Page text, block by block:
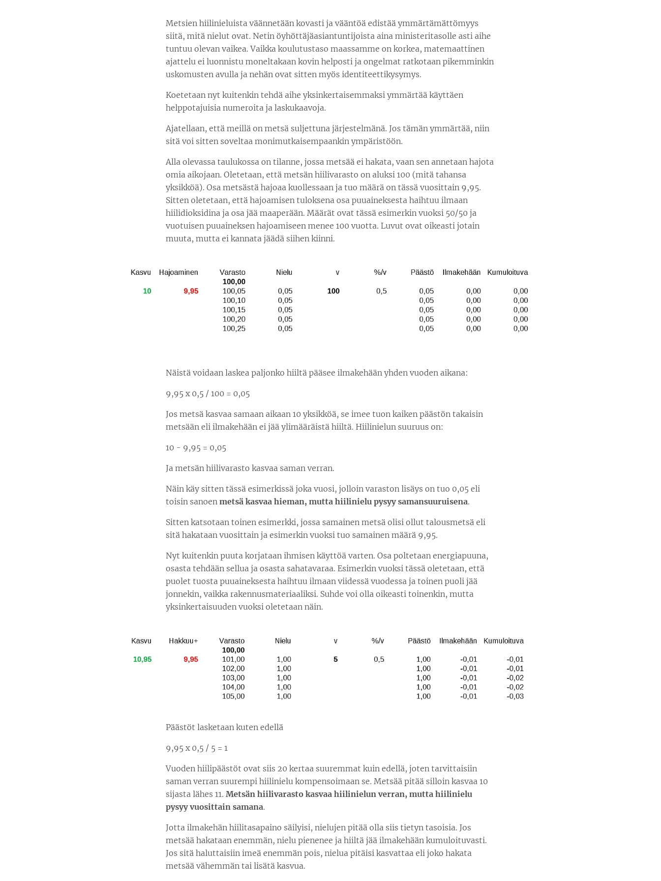
Metsien hiilinieluista väännetään kovasti ja vääntöä edistää ymmärtämättömyys
siitä, mitä nielut ovat. Netin öyhöttäjäasiantuntijoista aina ministeritasolle asti aihe
tuntuu olevan vaikea. Vaikka koulutustaso maassamme on korkea, matemaattinen
ajattelu ei luonnistu moneltakaan kovin helposti ja ongelmat ratkotaan pikemminkin
uskomusten avulla ja nehän ovat sitten myös identiteettikysymys.
Koetetaan nyt kuitenkin tehdä aihe yksinkertaisemmaksi ymmärtää käyttäen
helppotajuisia numeroita ja laskukaavoja.
Ajatellaan, että meillä on metsä suljettuna järjestelmänä. Jos tämän ymmärtää, niin
sitä voi sitten soveltaa monimutkaisempaankin ympäristöön.
Alla olevassa taulukossa on tilanne, jossa metsää ei hakata, vaan sen annetaan hajota
omia aikojaan. Oletetaan, että metsän hiilivarasto on aluksi 100 (mitä tahansa
yksikköä). Osa metsästä hajoaa kuollessaan ja tuo määrä on tässä vuosittain 9,95.
Sitten oletetaan, että hajoamisen tuloksena osa puuaineksesta haihtuu ilmaan
hiilidioksidina ja osa jää maaperään. Määrät ovat tässä esimerkin vuoksi 50/50 ja
vuotuisen puuaineksen hajoamiseen menee 100 vuotta. Luvut ovat oikeasti jotain
muuta, mutta ei kannata jäädä siihen kiinni.
Näistä voidaan laskea paljonko hiiltä pääsee ilmakehään yhden vuoden aikana:
9,95 x 0,5 / 100 = 0,05
Jos metsä kasvaa samaan aikaan 10 yksikköä, se imee tuon kaiken päästön takaisin
metsään eli ilmakehään ei jää ylimääräistä hiiltä. Hiilinielun suuruus on:
10 - 9,95 = 0,05
Ja metsän hiilivarasto kasvaa saman verran.
Näin käy sitten tässä esimerkissä joka vuosi, jolloin varaston lisäys on tuo 0,05 eli
toisin sanoen metsä kasvaa hieman, mutta hiilinielu pysyy samansuuruisena.
Sitten katsotaan toinen esimerkki, jossa samainen metsä olisi ollut talousmetsä eli
sitä hakataan vuosittain ja esimerkin vuoksi tuo samainen määrä 9,95.
Nyt kuitenkin puuta korjataan ihmisen käyttöä varten. Osa poltetaan energiapuuna,
osasta tehdään sellua ja osasta sahatavaraa. Esimerkin vuoksi tässä oletetaan, että
puolet tuosta puuaineksesta haihtuu ilmaan viidessä vuodessa ja toinen puoli jää
jonnekin, vaikka rakennusmateriaaliksi. Suhde voi olla oikeasti toinenkin, mutta
yksinkertaisuuden vuoksi oletetaan näin.
Päästöt lasketaan kuten edellä
9,95 x 0,5 / 5 = 1
Vuoden hiilipäästöt ovat siis 20 kertaa suuremmat kuin edellä, joten tarvittaisiin
saman verran suurempi hiilinielu kompensoimaan se. Metsää pitää silloin kasvaa 10
sijasta lähes 11. Metsän hiilivarasto kasvaa hiilinielun verran, mutta hiilinielu
pysyy vuosittain samana.
Jotta ilmakehän hiilitasapaino säilyisi, nielujen pitää olla siis tietyn tasoisia. Jos
metsää hakataan enemmän, nielu pienenee ja hiiltä jää ilmakehään kumuloituvasti.
Jos sitä haluttaisiin imeä enemmän pois, nielua pitäisi kasvattaa eli joko hakata
metsää vähemmän tai lisätä kasvua.